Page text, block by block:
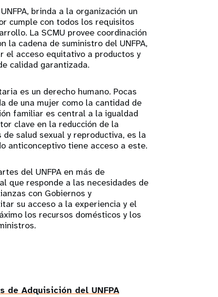
brinda a la organización un
cumple con todos los requisitos
La SCMU provee coordinación
la cadena de suministro del UNFPA,
el acceso equitativo a productos y
calidad garantizada.
es un derecho humano. Pocas
de una mujer como la cantidad de
familiar es central a la igualdad
clave en la reducción de la
salud sexual y reproductiva, es la
anticonceptivo tiene acceso a este.
del UNFPA en más de
que responde a las necesidades de
con Gobiernos y
su acceso a la experiencia y el
los recursos domésticos y los
Adquisición del UNFPA